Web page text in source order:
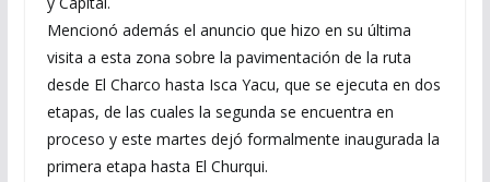
Mencionó además el anuncio que hizo en su última
visita a esta zona sobre la pavimentación de la ruta
desde El Charco hasta Isca Yacu, que se ejecuta en dos
etapas, de las cuales la segunda se encuentra en
proceso y este martes dejó formalmente inaugurada la
primera etapa hasta El Churqui.